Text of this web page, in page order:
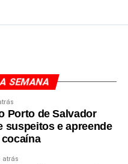
SEMANA
Porto de Salvador
suspeitos e apreende
atrás